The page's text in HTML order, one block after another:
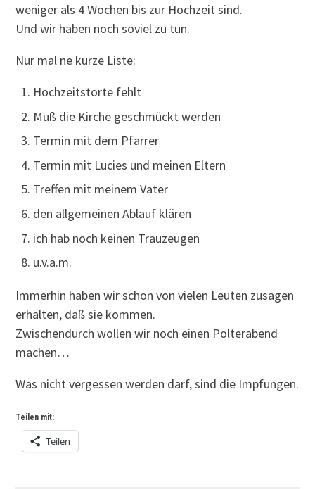
weniger als 4 Wochen bis zur Hochzeit sind.
Und wir haben noch soviel zu tun.
Nur mal ne kurze Liste:
Hochzeitstorte fehlt
Muß die Kirche geschmückt werden
Termin mit dem Pfarrer
Termin mit Lucies und meinen Eltern
Treffen mit meinem Vater
den allgemeinen Ablauf klären
ich hab noch keinen Trauzeugen
u.v.a.m.
Immerhin haben wir schon von vielen Leuten zusagen
erhalten, daß sie kommen.
Zwischendurch wollen wir noch einen Polterabend
machen…
Was nicht vergessen werden darf, sind die Impfungen.
Teilen mit:
Teilen